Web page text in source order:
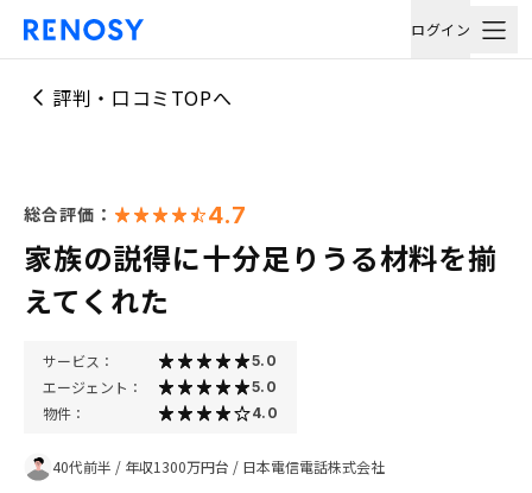
ログイン
評判・口コミTOPへ
総合評価： 4.7
家族の説得に十分足りうる材料を揃
えてくれた
サービス： 5.0
エージェント： 5.0
物件： 4.0
40代前半 / 年収1300万円台 / 日本電信電話株式会社